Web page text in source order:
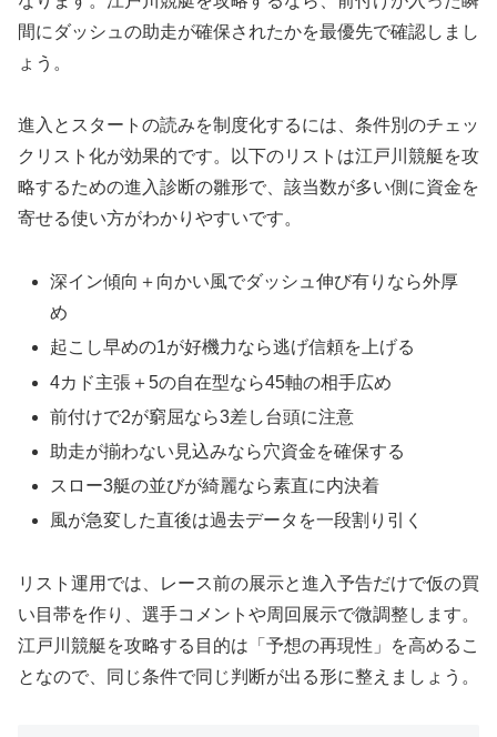
間にダッシュの助走が確保されたかを最優先で確認しまし
ょう。
進入とスタートの読みを制度化するには、条件別のチェッ
クリスト化が効果的です。以下のリストは江戸川競艇を攻
略するための進入診断の雛形で、該当数が多い側に資金を
寄せる使い方がわかりやすいです。
深イン傾向＋向かい風でダッシュ伸び有りなら外厚
め
起こし早めの1が好機力なら逃げ信頼を上げる
4カド主張＋5の自在型なら45軸の相手広め
前付けで2が窮屈なら3差し台頭に注意
助走が揃わない見込みなら穴資金を確保する
スロー3艇の並びが綺麗なら素直に内決着
風が急変した直後は過去データを一段割り引く
リスト運用では、レース前の展示と進入予告だけで仮の買
い目帯を作り、選手コメントや周回展示で微調整します。
江戸川競艇を攻略する目的は「予想の再現性」を高めるこ
となので、同じ条件で同じ判断が出る形に整えましょう。